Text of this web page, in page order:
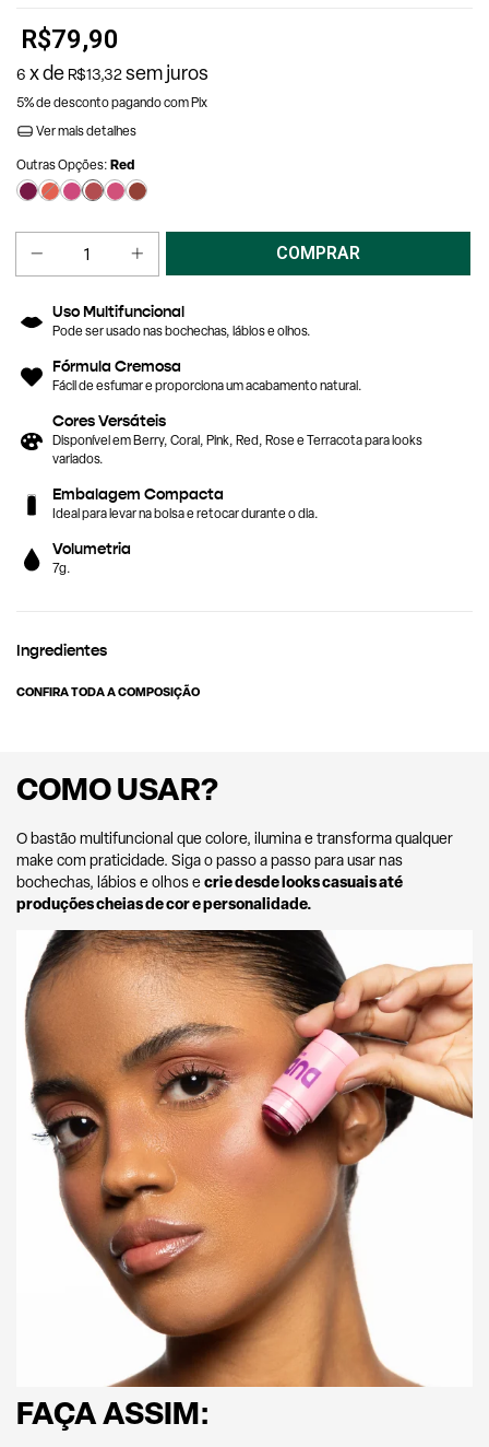
R$79,90
6 x de R$13,32sem juros
5% de descontopagando com Pix
Ver mais detalhes
Outras Opções:Red
Uso Multifuncional
Pode ser usado nas bochechas, lábios e olhos.
Fórmula Cremosa
Fácil de esfumar e proporciona um acabamento natural.
Cores Versáteis
Disponível em Berry, Coral, Pink, Red, Rose e Terracota para looks
variados.
Embalagem Compacta
Ideal para levar na bolsa e retocar durante o dia.
Volumetria
7g.
Ingredientes
CONFIRA TODA A COMPOSIÇÃO
COMO USAR?
O bastão multifuncional que colore, ilumina e transforma qualquer
make com praticidade. Siga o passo a passo para usar nas
bochechas, lábios e olhos ecrie desde looks casuais até
produções cheias de cor e personalidade.
FAÇA ASSIM: